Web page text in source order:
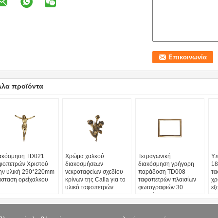
προϊόντα
TD021
Χριστού
υλική 290*220mm
ορείχαλκου
Χρώμα χαλκού
διακοσμήσεων
νεκροταφείων σχεδίου
κρίνων της Calla για το
υλικό ταφοπετρών
Τετραγωνική
διακόσμηση γρήγορη
παράδοση TD008
ταφοπετρών πλαισίων
φωτογραφιών 30
ημερών